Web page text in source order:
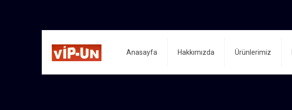
Anasayfa Hakkımızda Ürünlerimiz